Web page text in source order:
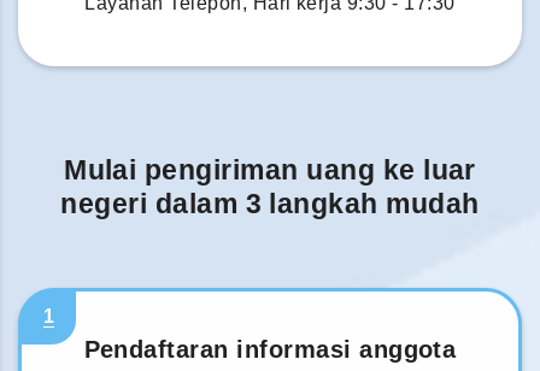
Mulai pengiriman uang ke luar
negeri dalam 3 langkah mudah
1
Pendaftaran informasi anggota